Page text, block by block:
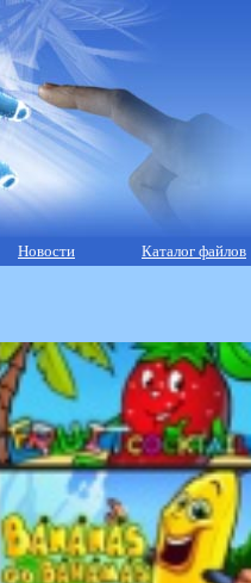
Новости Каталог файлов